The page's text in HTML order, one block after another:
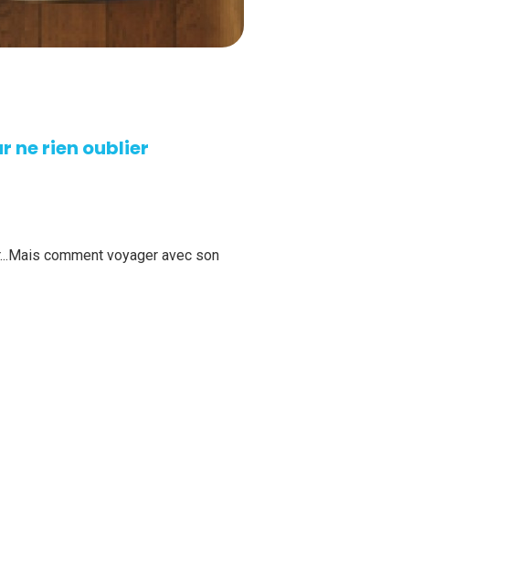
ne rien oublier
comment voyager avec son